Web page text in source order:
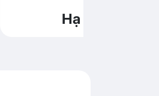
Hạ Long